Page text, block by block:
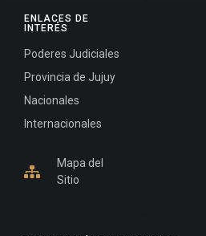
ENLACES DE
INTERÉS
Poderes Judiciales
Provincia de Jujuy
Nacionales
Internacionales
Mapa del
Sitio